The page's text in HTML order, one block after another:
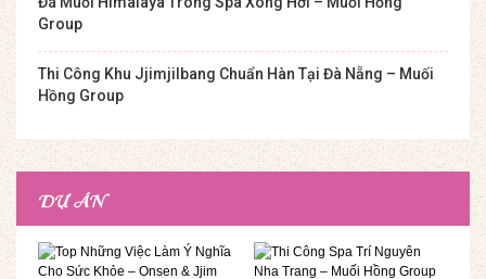
Group
Thi Công Khu Jjimjilbang Chuẩn Hàn Tại Đà Nẵng – Muối
Hồng Group
DỰ ÁN